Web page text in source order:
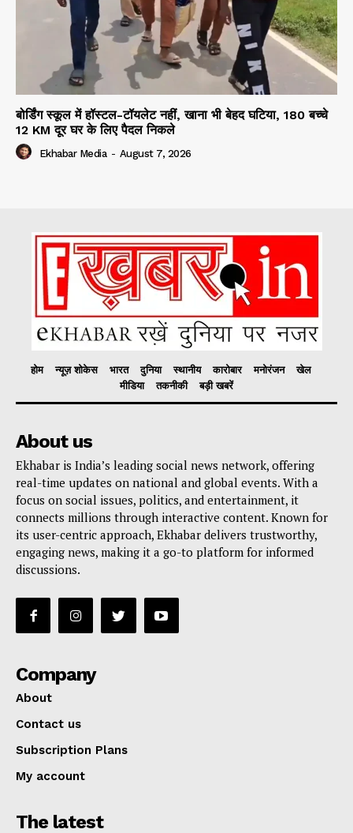
बोर्डिंग स्कूल में हॉस्टल-टॉयलेट नहीं, खाना भी बेहद घटिया, 180 बच्चे
12 KM दूर घर के लिए पैदल निकले
Ekhabar Media - August 7, 2026
होम न्यूज़ शोकेस भारत दुनिया स्थानीय कारोबार मनोरंजन
खेल
मीडिया
तकनीकी बड़ी खबरें
About us
Ekhabar is India’s leading social news network, offering
real-time updates on national and global events. With a
focus on social issues, politics, and entertainment, it
connects millions through interactive content. Known for
its user-centric approach, Ekhabar delivers trustworthy,
engaging news, making it a go-to platform for informed
discussions.
Company
About
Contact us
Subscription Plans
My account
The latest